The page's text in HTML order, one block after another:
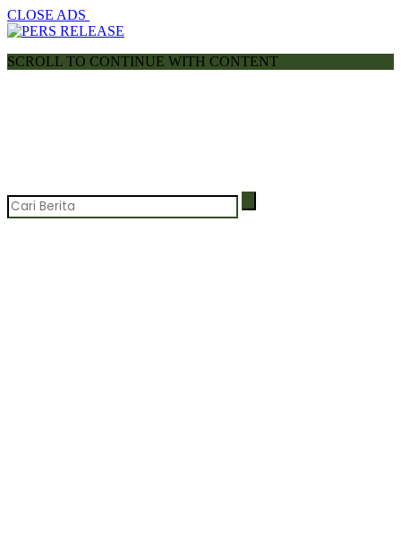
CLOSE ADS
SCROLL TO CONTINUE WITH CONTENT